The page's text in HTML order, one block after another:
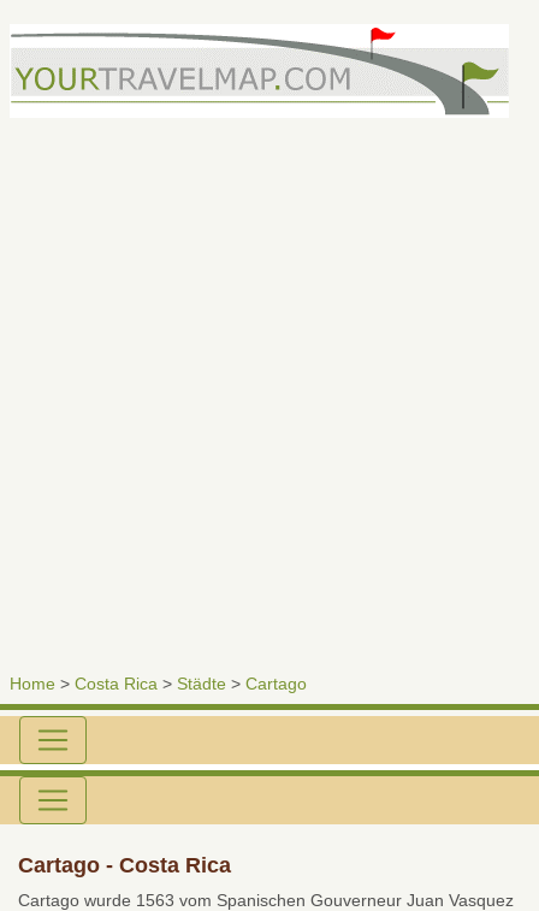
Home > Costa Rica > Städte > Cartago
Cartago - Costa Rica
Cartago wurde 1563 vom Spanischen Gouverneur Juan Vasquez